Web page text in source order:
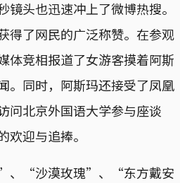
镜头也迅速冲上了微博热搜。
得了网民的广泛称赞。在参观
体竞相报道了女游客摸着阿斯
。同时，阿斯玛还接受了凤凰
问北京外国语大学参与座谈
欢迎与追捧。
、“沙漠玫瑰”、“东方戴安